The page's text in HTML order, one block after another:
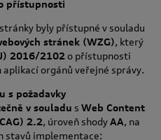
přístupnosti
byly přístupné v souladu
stránek (WZG), který
2016/2102o přístupnosti
orgánů veřejné správy.
s požadavky
v souladu s Web Content
2.2, úroveň shodyAA, na
stavů implementace: